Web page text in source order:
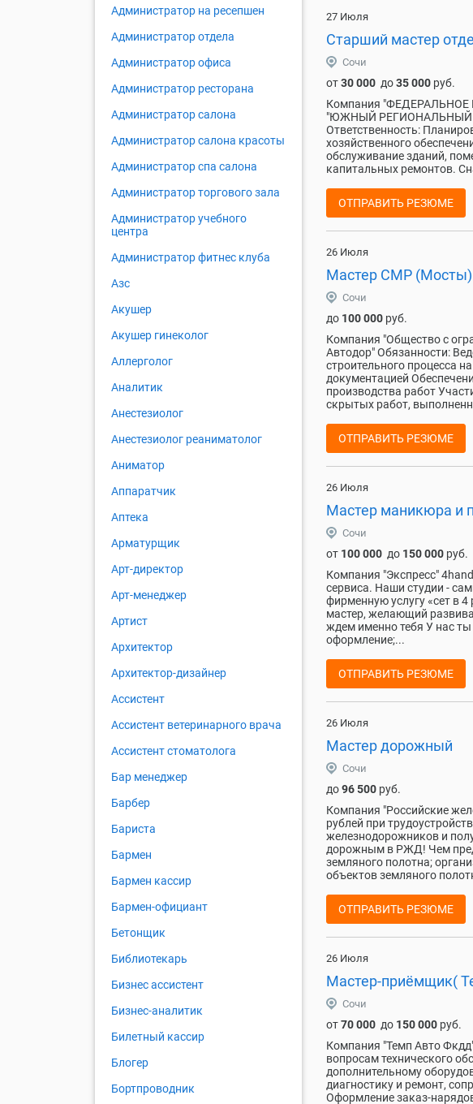
27 Июля
Старший мастер
Сочи
от30 000 до35 000 руб.
Компания
"ЮЖНЫЙ РЕГИОНАЛЬНЫЙ
Ответственность:
хозяйственного
обслуживание зданий,
капитальных ремонтов.
ОТПРАВИТЬ РЕЗЮМЕ
26 Июля
Мастер СМР (Мосты)
Сочи
до 100 000 руб.
Компания "Общество с
Автодор" Обязанности:
строительного процесса
документацией
производства работ
скрытых работ,
ОТПРАВИТЬ РЕЗЮМЕ
26 Июля
Мастер маникюра и
Сочи
от 100 000 до 150 000 руб.
Компания "Экспресс"
cеpвисa. Haши cтудии -
фиpменную услугу «ceт в
мастер, желающий
ждем именнo тебя У нас
оформление;...
ОТПРАВИТЬ РЕЗЮМЕ
26 Июля
Мастер дорожный
Сочи
до96 500 руб.
Компания "Российские
рублей при
железнодорожников и
дорожным в РЖД! Чем
земляного полотна;
объектов земляного
ОТПРАВИТЬ РЕЗЮМЕ
26 Июля
Мастер-приёмщик(
Сочи
от70 000 до 150 000 руб.
Компания "Темп Авто
вопросам технического
дополнительному
диагностику и ремонт,
Оформление заказ-
Администратор на ресепшен
Администратор отдела
Администратор офиса
Администратор ресторана
Администратор салона
Администратор салона красоты
Администратор спа салона
Администратор торгового зала
Администратор учебного
центра
Администратор фитнес клуба
Азс
Акушер
Акушер гинеколог
Аллерголог
Аналитик
Анестезиолог
Анестезиолог реаниматолог
Аниматор
Аппаратчик
Аптека
Арматурщик
Арт-директор
Арт-менеджер
Артист
Архитектор
Архитектор-дизайнер
Ассистент
Ассистент ветеринарного врача
Ассистент стоматолога
Бар менеджер
Барбер
Бариста
Бармен
Бармен кассир
Бармен-официант
Бетонщик
Библиотекарь
Бизнес ассистент
Бизнес-аналитик
Билетный кассир
Блогер
Бортпроводник